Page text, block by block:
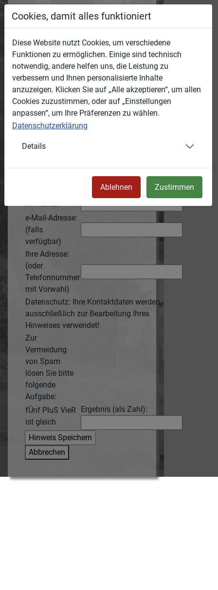
hier ein und hinterlassen Sie uns,
erreichen können.
Die Medien-ID des jeweiligen
Mediums wird automatisch mit
übertragen.
Anonyme Hinweise werden wir
nicht bearbeiten!
Grund:
Ihr Name:
e-Mail-Adresse:
(falls
verfügbar)
Ihre Adresse:
(oder
Telefonnummer
mit Vorwahl)
Datenschutz: Ihre Kontaktdaten werden
ausschließlich zur Bearbeitung Ihres
Hinweises verwendet!
Zur
Vermeidung
von Spam
lösen Sie bitte
folgende
Aufgabe:
fÜnf PluS VieR
ist gleich
Ergebnis (als Zahl):
Abbrechen
Cookies, damit alles funktioniert
Diese Website nutzt Cookies, um verschiedene
Funktionen zu ermöglichen. Einige sind technisch
notwendig, andere helfen uns, die Leistung zu
verbessern und Ihnen personalisierte Inhalte
anzuzeigen. Klicken Sie auf „Alle akzeptieren“, um allen
Cookies zuzustimmen, oder auf „Einstellungen
anpassen“, um Ihre Präferenzen zu wählen.
Datenschutzerklärung
Details
Ablehnen Zustimmen